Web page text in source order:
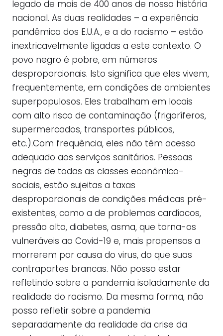
legado de mais de 400 anos de nossa história
nacional. As duas realidades – a experiência
pandêmica dos E.U.A., e a do racismo – estão
inextricavelmente ligadas a este contexto. O
povo negro é pobre, em números
desproporcionais. Isto significa que eles vivem,
frequentemente, em condições de ambientes
superpopulosos. Eles trabalham em locais
com alto risco de contaminação (frigoríferos,
supermercados, transportes públicos,
etc.).Com frequência, eles não têm acesso
adequado aos serviços sanitários. Pessoas
negras de todas as classes econômico-
sociais, estão sujeitas a taxas
desproporcionais de condições médicas pré-
existentes, como a de problemas cardíacos,
pressão alta, diabetes, asma, que torna-os
vulneráveis ao Covid-19 e, mais propensos a
morrerem por causa do virus, do que suas
contrapartes brancas. Não posso estar
refletindo sobre a pandemia isoladamente da
realidade do racismo. Da mesma forma, não
posso refletir sobre a pandemia
separadamente da realidade da crise da